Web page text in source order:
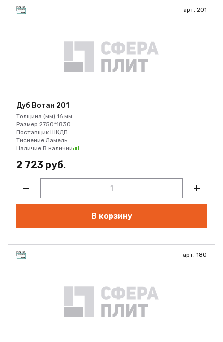
арт. 201
Дуб Вотан 201
Толщина (мм):16 мм
Размер:2750*1830
Поставщик:ШКДП
Тиснение:Ламель
Наличие:В наличии
2 723 руб.
В корзину
арт. 180